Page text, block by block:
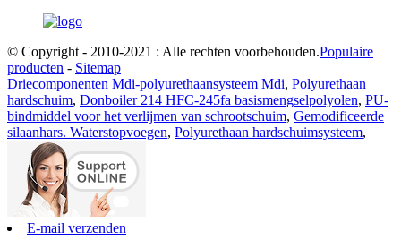
© Copyright - 2010-2021 : Alle rechten voorbehouden.Populaire
producten - Sitemap
Driecomponenten Mdi-polyurethaansysteem Mdi, Polyurethaan
hardschuim, Donboiler 214 HFC-245fa basismengselpolyolen, PU-
bindmiddel voor het verlijmen van schrootschuim, Gemodificeerde
silaanhars. Waterstopvoegen, Polyurethaan hardschuimsysteem,
E-mail verzenden